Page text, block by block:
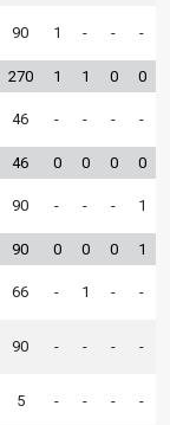
90 1 - - -
270 1 1 0 0
46 - - - -
46 0 0 0 0
90 - - - 1
90 0 0 0 1
66 - 1 - -
90 - - - -
5 - - - -